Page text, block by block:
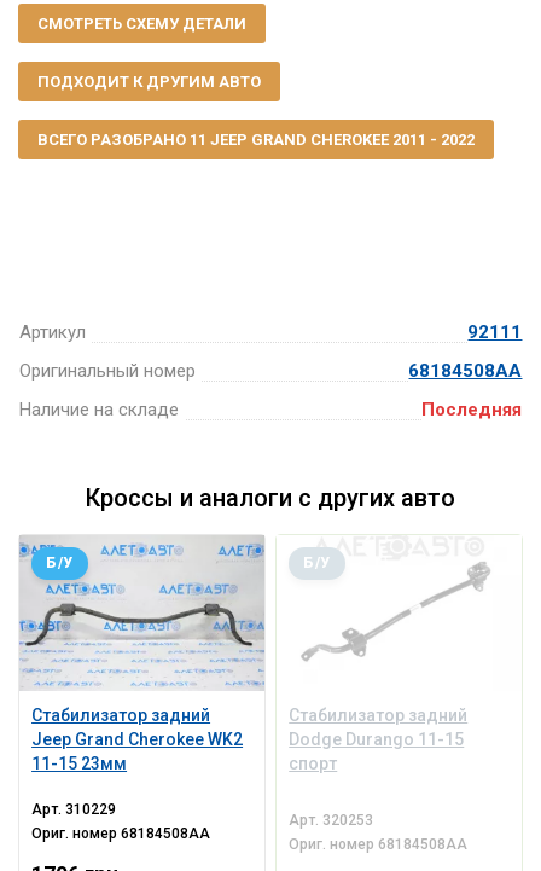
Артикул
92111
Оригинальный номер
68184508AA
Наличие на складе
Последняя
СМОТРЕТЬ СХЕМУ ДЕТАЛИ
ПОДХОДИТ К ДРУГИМ АВТО
ВСЕГО РАЗОБРАНО 11 JEEP GRAND CHEROKEE 2011 - 2022
Кроссы и аналоги с других авто
Стабилизатор задний
Jeep Grand Cherokee WK2
11-15 23мм
Б/У
Арт.310229
Ориг. номер68184508AA
Стабилизатор задний
Dodge Durango 11-15
спорт
Б/У
Арт. 320253
Ориг. номер 68184508AA